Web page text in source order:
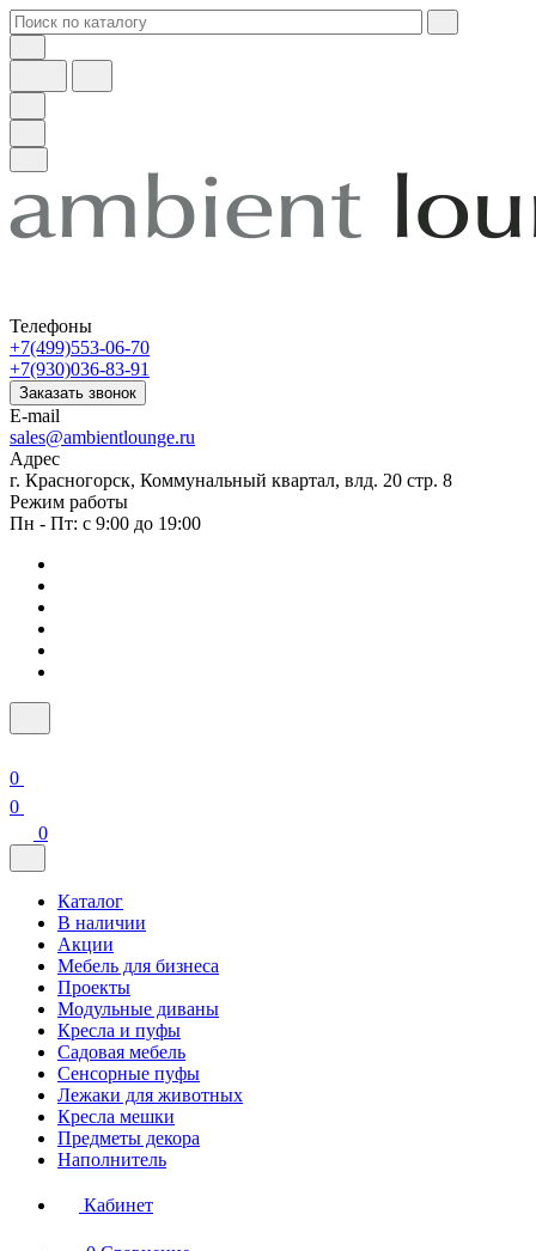
Телефоны
+7(499)553-06-70
+7(930)036-83-91
Заказать звонок
E-mail
sales@ambientlounge.ru
Адрес
г. Красногорск, Коммунальный квартал, влд. 20 стр. 8
Режим работы
Пн - Пт: с 9:00 до 19:00
0
0
0
Каталог
В наличии
Акции
Мебель для бизнеса
Проекты
Модульные диваны
Кресла и пуфы
Садовая мебель
Сенсорные пуфы
Лежаки для животных
Кресла мешки
Предметы декора
Наполнитель
Кабинет